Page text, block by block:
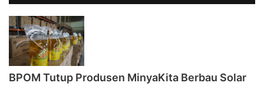
BPOM Tutup Produsen MinyaKita Berbau Solar